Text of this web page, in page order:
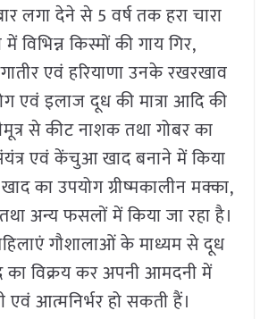
लगा देने से 5 वर्ष तक हरा चारा
विभिन्न किस्मों की गाय गिर,
एवं हरियाणा उनके रखरखाव
एवं इलाज दूध की मात्रा आदि की
से कीट नाशक तथा गोबर का
एवं केंचुआ खाद बनाने में किया
का उपयोग ग्रीष्मकालीन मक्का,
अन्य फसलों में किया जा रहा है।
गौशालाओं के माध्यम से दूध
का विक्रय कर अपनी आमदनी में
एवं आत्मनिर्भर हो सकती हैं।